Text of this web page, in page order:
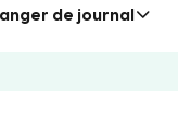
de journal